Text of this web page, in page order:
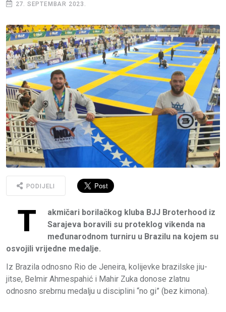
27. SEPTEMBAR 2023.
PODIJELI
T
akmičari borilačkog kluba BJJ Broterhood iz
Sarajeva boravili su proteklog vikenda na
međunarodnom turniru u Brazilu na kojem su
osvojili vrijedne medalje.
Iz Brazila odnosno Rio de Jeneira, kolijevke brazilske jiu-
jitse, Belmir Ahmespahić i Mahir Zuka donose zlatnu
odnosno srebrnu medalju u disciplini “no gi” (bez kimona).